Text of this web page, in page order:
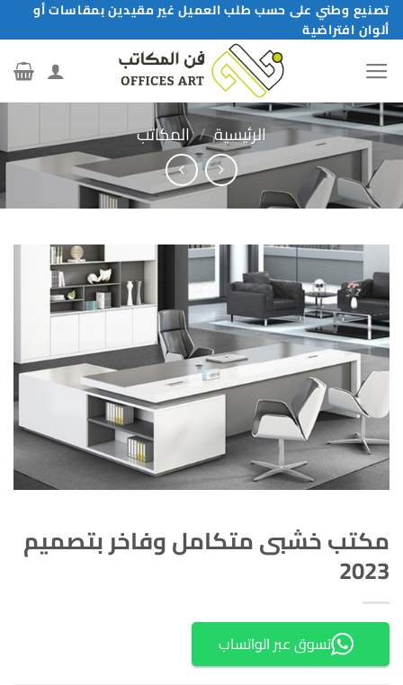
تخطي
للمحتوى
تصنيع وطني على حسب طلب العميل غير مقيدين بمقاسات أو
ألوان افتراضية
الرئيسية / المكاتب
مكتب خشبى متكامل وفاخر بتصميم
2023
تسوق عبر الواتساب